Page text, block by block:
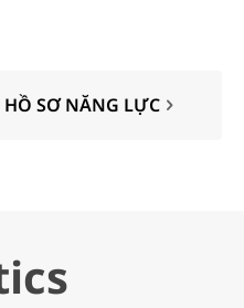
HỒ SƠ NĂNG LỰC